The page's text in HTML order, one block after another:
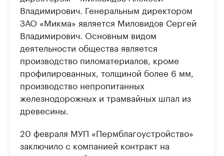
Владимирович. Генеральным директором
ЗАО «Микма» является Миловидов Сергей
Владимирович. Основным видом
деятельности общества является
производство пиломатериалов, кроме
профилированных, толщиной более 6 мм,
производство непропитанных
железнодорожных и трамвайных шпал из
древесины.
20 февраля МУП «Пермблагоустройство»
заключило с компанией контракт на